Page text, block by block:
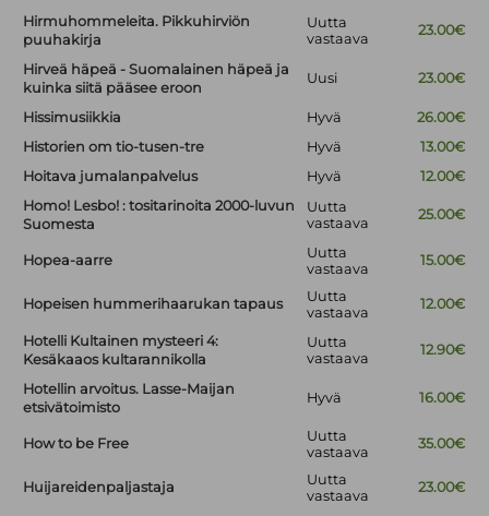
Hirmuhommeleita. Pikkuhirviön
puuhakirja
Uutta
vastaava
23.00€
Hirveä häpeä - Suomalainen häpeä ja
kuinka siitä pääsee eroon
Uusi 23.00€
Hissimusiikkia Hyvä
26.00€
Historien om tio-tusen-tre
Hyvä
13.00€
Hoitava jumalanpalvelus
Hyvä
12.00€
Homo! Lesbo! : tositarinoita 2000-luvun
Suomesta
Uutta
vastaava
25.00€
Hopea-aarre
Uutta
vastaava
15.00€
Hopeisen hummerihaarukan tapaus
Uutta
vastaava
12.00€
Hotelli Kultainen mysteeri 4:
Kesäkaaos kultarannikolla
Uutta
vastaava
12.90€
Hotellin arvoitus. Lasse-Maijan
etsivätoimisto
Hyvä 16.00€
How to be Free
Uutta
vastaava
35.00€
Huijareidenpaljastaja
Uutta
vastaava
23.00€